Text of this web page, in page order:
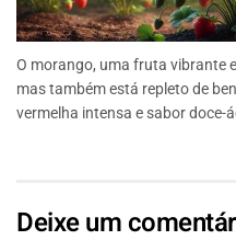
O morango, uma fruta vibrante
mas também está repleto de
vermelha intensa e sabor doce-
Deixe um